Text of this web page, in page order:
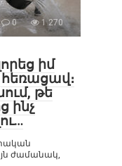
0 1 270
իմ
հեռացավ։
թե
ինչ
ժամանակ,